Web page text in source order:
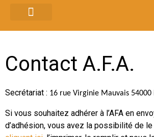
Contact A.F.A.
Secrétariat : 16 rue Virginie Mauvais 54000
Si vous souhaitez adhérer à l’AFA en
d’adhésion, vous avez la possibilité de